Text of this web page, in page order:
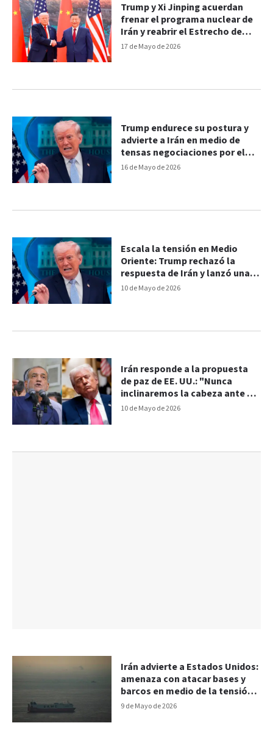
17 de Mayo de 2026
Trump y Xi Jinping acuerdan
frenar el programa nuclear de
Irán y reabrir el Estrecho de
Ormuz
16 de Mayo de 2026
Trump endurece su postura y
advierte a Irán en medio de
tensas negociaciones por el
estrecho de Ormuz
10 de Mayo de 2026
Escala la tensión en Medio
Oriente: Trump rechazó la
respuesta de Irán y lanzó una
dura advertencia
10 de Mayo de 2026
Irán responde a la propuesta
de paz de EE. UU.: "Nunca
inclinaremos la cabeza ante el
enemigo"
9 de Mayo de 2026
Irán advierte a Estados Unidos:
amenaza con atacar bases y
barcos en medio de la tensión
en el estrecho de Ormuz